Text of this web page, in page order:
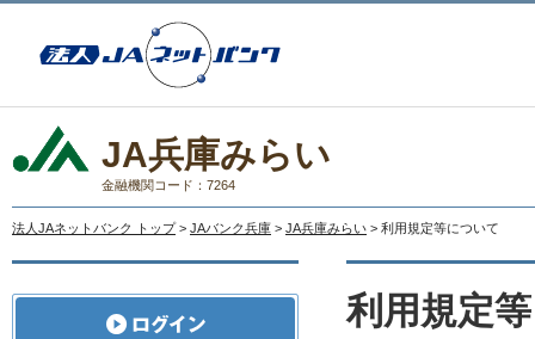
JA兵庫みらい
金融機関コード：7264
法人JAネットバンク トップ > JAバンク兵庫 > JA兵庫みらい > 利用規定等について
利用規定